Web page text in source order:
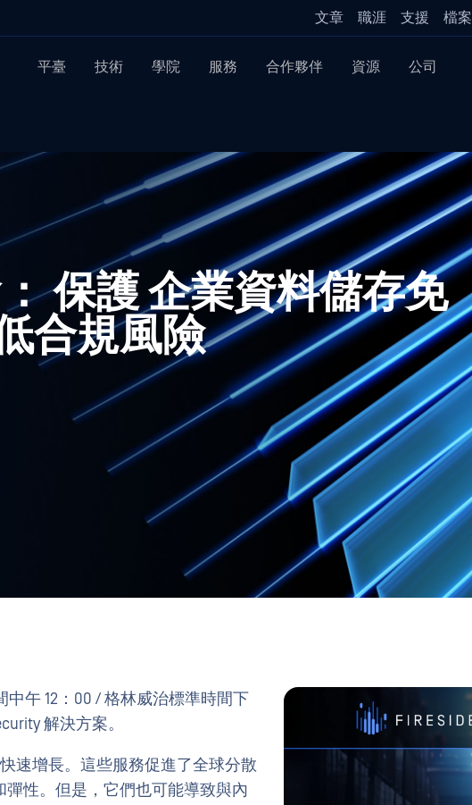
文章 職涯 支援 檔案
平臺 技術 學院 服務 合作夥伴 資源 公司
保護 企業資料儲存免
合規風險
中午 12：00 / 格林威治標準時間下
解決方案。
速增長。這些服務促進了全球分散
性。但是，它們也可能導致與內